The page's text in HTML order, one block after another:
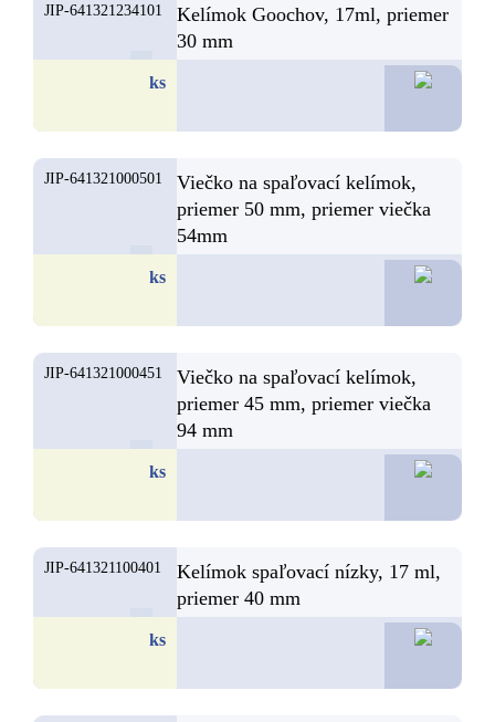
JIP-641321234101
Kelímok Goochov, 17ml, priemer
30 mm
ks
JIP-641321000501
Viečko na spaľovací kelímok,
priemer 50 mm, priemer viečka
54mm
ks
JIP-641321000451
Viečko na spaľovací kelímok,
priemer 45 mm, priemer viečka
94 mm
ks
JIP-641321100401
Kelímok spaľovací nízky, 17 ml,
priemer 40 mm
ks